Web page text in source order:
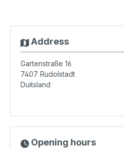
Address
Gartenstraße 16
7407 Rudolstadt
Duitsland
Opening hours